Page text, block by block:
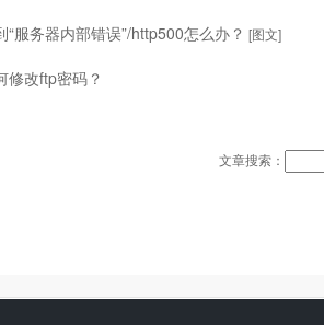
“服务器内部错误”/http500怎么办？ [图文]
修改ftp密码？
文章搜索：